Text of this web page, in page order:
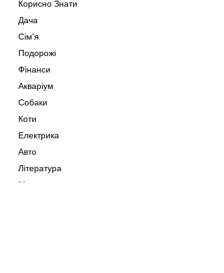
Корисно Знати
Дача
Сім'я
Подорожі
Фінанси
Акваріум
Собаки
Коти
Електрика
Авто
Література
Музика